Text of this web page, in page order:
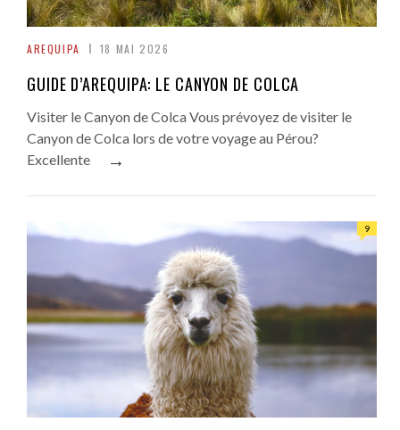
AREQUIPA 18 MAI 2026
GUIDE D’AREQUIPA: LE CANYON DE COLCA
Visiter le Canyon de Colca Vous prévoyez de visiter le
Canyon de Colca lors de votre voyage au Pérou?
Excellente
→
9